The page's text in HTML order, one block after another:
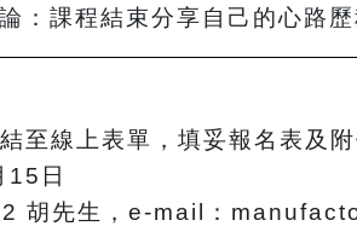
：課程結束分享自己的心路歷
至線上表單，填妥報名表及
日
胡先生，e-mail：